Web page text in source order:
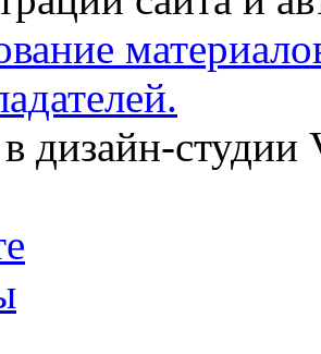
дизайн-студии